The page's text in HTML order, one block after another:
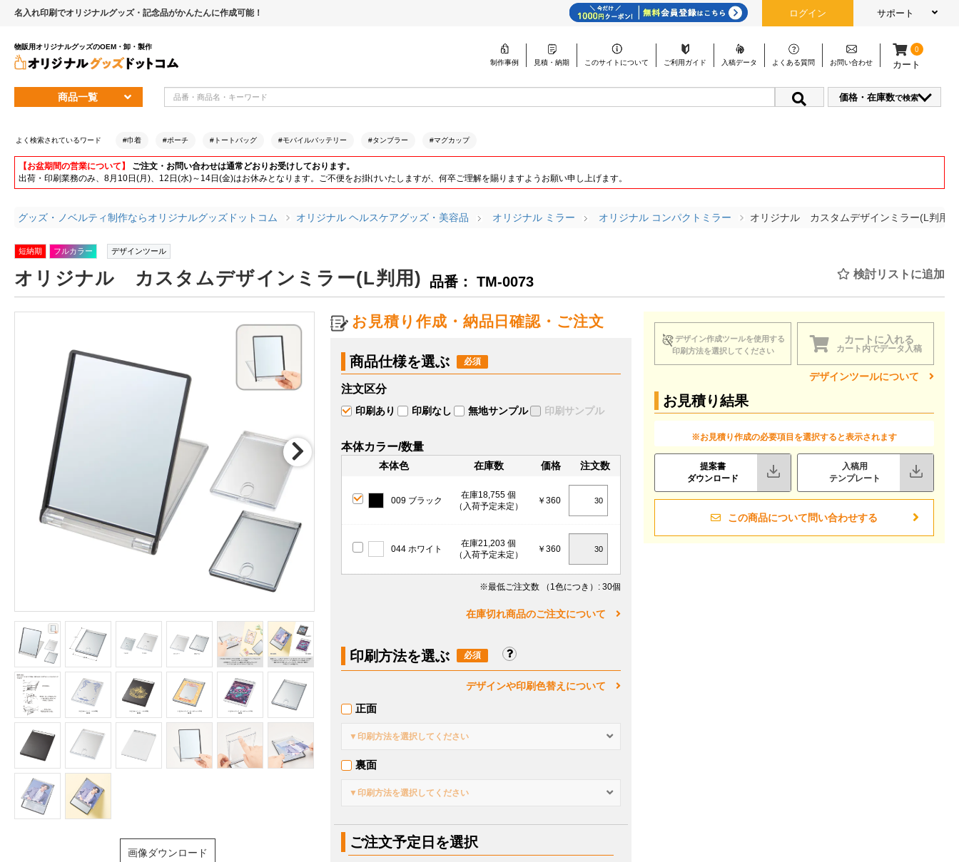
名入れ印刷でオリジナルグッズ・記念品がかんたんに作成可能！ ログイン サポート
物販用オリジナルグッズのOEM・卸・製作
制作事例
見積・納期 このサイトについて ご利用ガイド 入稿データ よくある質問 お問い合わせ
0
カート
商品一覧 価格・在庫数で検索
よく検索されているワード #巾着 #ポーチ #トートバッグ #モバイルバッテリー #タンブラー #マグカップ
【お盆期間の営業について】
ご注文・お問い合わせは通常どおりお受けしております。
出荷・印刷業務のみ、8月10日(月)、12日(水)～14日(金)はお休みとなります。ご不便をお掛けいたしますが、何卒ご理解を賜りますようお願い申し上げます。
グッズ・ノベルティ制作ならオリジナルグッズドットコム オリジナル ヘルスケアグッズ・美容品 オリジナル ミラー オリジナル コンパクトミラー オリジナル カスタムデザインミラー(L判用)
短納期 フルカラー デザインツール
オリジナル カスタムデザインミラー(L判用) 品番： TM-0073 検討リストに追加
画像ダウンロード
お見積り作成・納品日確認・ご注文
商品仕様を選ぶ
注文区分
印刷あり 印刷なし 無地サンプル 印刷サンプル
本体カラー/数量
本体色 在庫数 価格 注文数
009 ブラック
在庫18,755 個
（入荷予定未定）
￥360
044 ホワイト
在庫21,203 個
（入荷予定未定）
￥360
※最低ご注文数 （1色につき） : 30個
在庫切れ商品のご注文について
印刷方法を選ぶ
デザインや印刷色替えについて
正面
▼印刷方法を選択してください
裏面
▼印刷方法を選択してください
ご注文予定日を選択
デザイン作成ツールを使用する
印刷方法を選択してください
カートに入れる
カート内でデータ入稿
デザインツールについて
お見積り結果
※お見積り作成の必要項目を選択すると表示されます
提案書
ダウンロード
入稿用
テンプレート
この商品について問い合わせする